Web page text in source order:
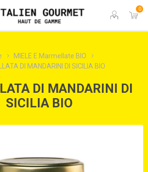
0
MIELE E Marmellate BIO
DI MANDARINI DI SICILIA BIO
DI MANDARINI DI
SICILIA BIO